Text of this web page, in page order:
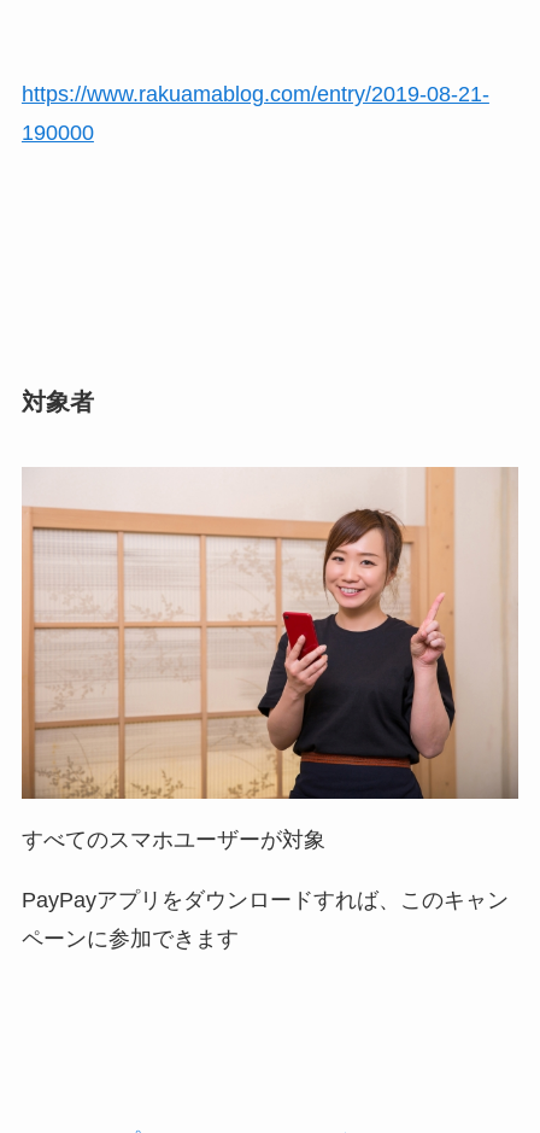
https://www.rakuamablog.com/entry/2019-08-21-
190000
対象者
すべてのスマホユーザーが対象
PayPayアプリをダウンロードすれば、このキャン
ペーンに参加できます